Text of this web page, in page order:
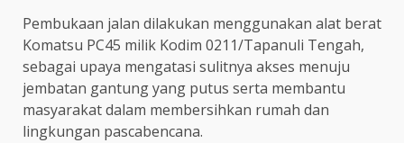
Pembukaan jalan dilakukan menggunakan alat berat
Komatsu PC45 milik Kodim 0211/Tapanuli Tengah,
sebagai upaya mengatasi sulitnya akses menuju
jembatan gantung yang putus serta membantu
masyarakat dalam membersihkan rumah dan
lingkungan pascabencana.